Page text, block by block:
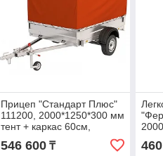
Прицеп "Стандарт Плюс"
111200, 2000*1250*300 мм
тент + каркас 60см,
опорное колесо
546 600₸